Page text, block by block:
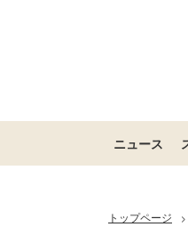
ニュース
トップページ >